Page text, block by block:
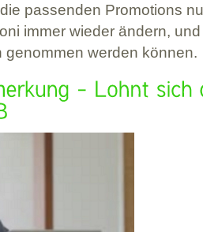
passenden Promotions
immer wieder ändern,
genommen werden können.